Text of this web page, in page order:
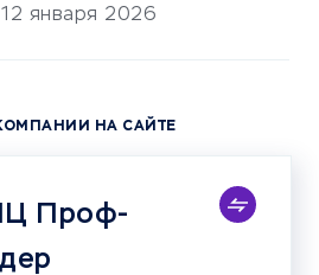
12 января 2026
НА САЙТЕ
Проф-